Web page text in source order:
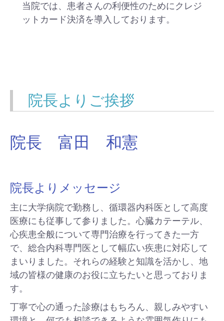
当院では、患者さんの利便性のためにクレジ
ットカード決済を導入しております。
院長よりご挨拶
院長 富田 和憲
院長よりメッセージ
主に大学病院で勤務し、循環器内科医として高度
医療にも従事して参りました。心臓カテーテル、
心疾患全般について専門治療を行ってきた一方
で、総合内科専門医として幅広い疾患に対応して
まいりました。それらの経験と知識を活かし、地
域の皆様の健康のお役に立ちたいと思っておりま
す。
丁寧で心の通った診療はもちろん、親しみやすい